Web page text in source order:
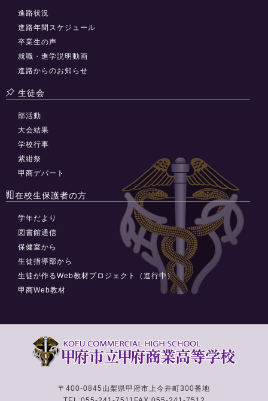
進路状況
進路年間スケジュール
卒業生の声
就職・進学説明動画
進路からのお知らせ
生徒会
部活動
大会結果
学校行事
紫紺祭
甲商デパート
在校生保護者の方
学年だより
図書館通信
保健室から
生徒指導部から
生徒が作るWeb教材プロジェクト（進行中）
甲商Web教材
〒400-0845 山梨県甲府市上今井町300番地